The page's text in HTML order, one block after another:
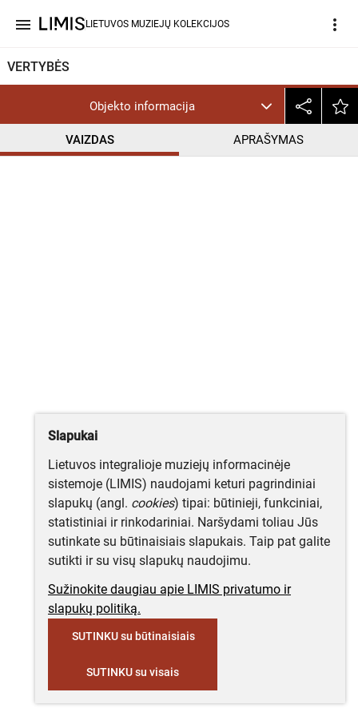
menu LIETUVOS MUZIEJŲ KOLEKCIJOS more_vert
VERTYBĖS
Objekto informacija
VAIZDAS APRAŠYMAS
CC BY-ND
Slapukai
Lietuvos integralioje muziejų informacinėje
sistemoje (LIMIS) naudojami keturi pagrindiniai
slapukų (angl. cookies) tipai: būtinieji, funkciniai,
statistiniai ir rinkodariniai. Naršydami toliau Jūs
sutinkate su būtinaisiais slapukais. Taip pat galite
sutikti ir su visų slapukų naudojimu.
Sužinokite daugiau apie LIMIS privatumo ir
slapukų politiką.
SUTINKU su būtinaisiais
SUTINKU su visais